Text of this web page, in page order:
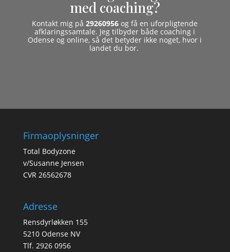
med coaching?
Kontakt mig på29260956 og få en uforpligtende
afklaringssamtale. Jeg tilbyder både coaching i
Odense og online, så det betyder ikke noget, hvor i
landet du bor.
Firmaoplysninger
Total Bodyzone
v/Susanne Jensen
CVR 26562678
Adresse
Rensdyrløkken 155
5210 Odense NV
Tlf. 2926 0956